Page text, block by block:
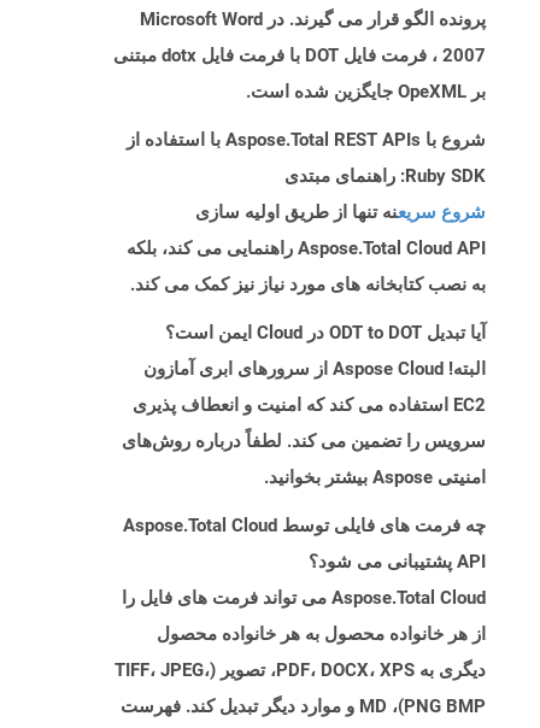
پرونده الگو قرار می گیرند. در Microsoft Word
2007 ، فرمت فایل DOT با فرمت فایل dotx مبتنی
بر OpeXML جایگزین شده است.
شروع با Aspose.Total REST APIs با استفاده از
Ruby SDK: راهنمای مبتدی
شروع سریعنه تنها از طریق اولیه سازی
Aspose.Total Cloud API راهنمایی می کند، بلکه
به نصب کتابخانه های مورد نیاز نیز کمک می کند.
آیا تبدیل ODT to DOT در Cloud ایمن است؟
البته! Aspose Cloud از سرورهای ابری آمازون
EC2 استفاده می کند که امنیت و انعطاف پذیری
سرویس را تضمین می کند. لطفاً درباره روش‌های
امنیتی Aspose بیشتر بخوانید.
چه فرمت های فایلی توسط Aspose.Total Cloud
API پشتیبانی می شود؟
Aspose.Total Cloud می تواند فرمت های فایل را
از هر خانواده محصول به هر خانواده محصول
دیگری به PDF، DOCX، XPS، تصویر (TIFF، JPEG،
PNG BMP)، MD و موارد دیگر تبدیل کند. فهرست